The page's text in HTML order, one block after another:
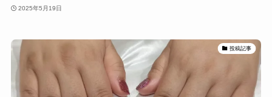
2025年5月19日
投稿記事